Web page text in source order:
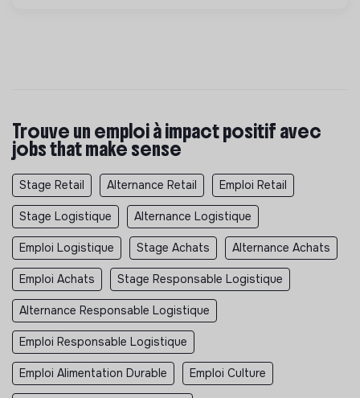
Trouve un emploi à impact positif avec
jobs that make sense
Stage Retail Alternance Retail Emploi Retail
Stage Logistique Alternance Logistique
Emploi Logistique Stage Achats Alternance Achats
Emploi Achats Stage Responsable Logistique
Alternance Responsable Logistique
Emploi Responsable Logistique
Emploi Alimentation Durable Emploi Culture